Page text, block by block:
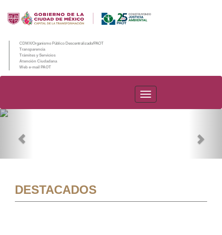
CDMX/Organismo Público Descentralizado/PAOT
Transparencia
Trámites y Servicios
Atención Ciudadana
Web e-mail PAOT
PAOT
DESTACADOS